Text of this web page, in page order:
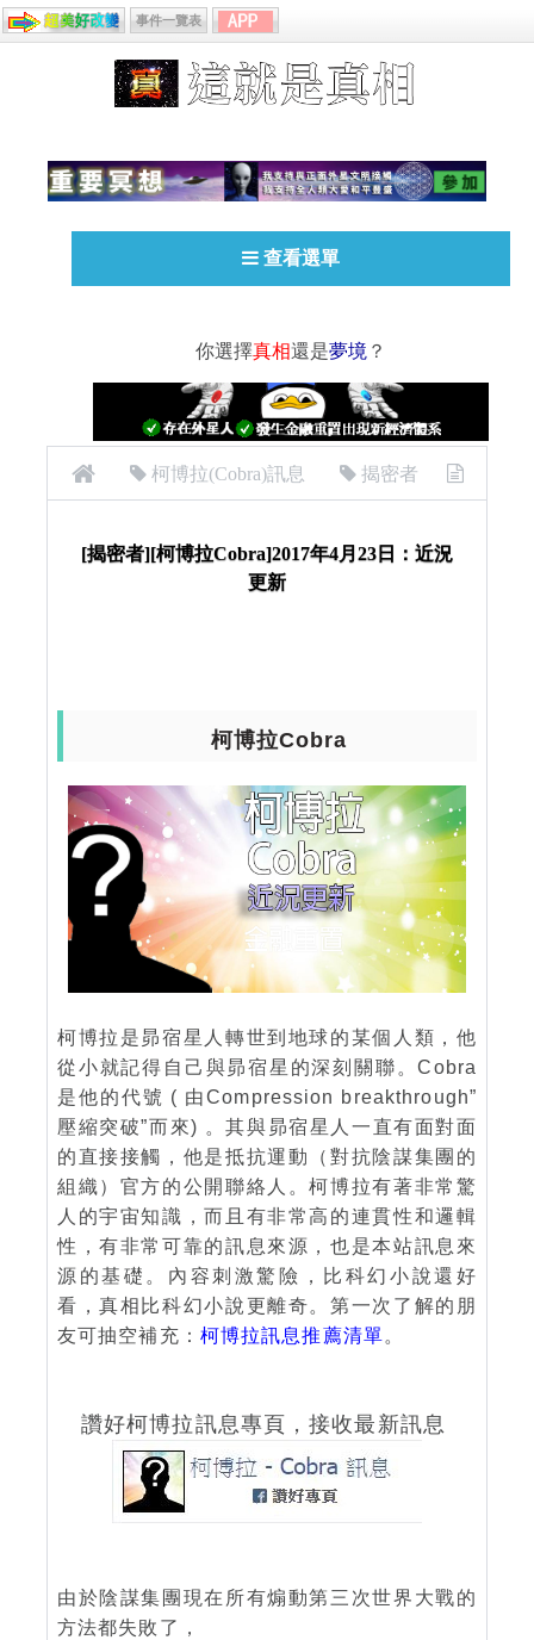
事件一覽表
查看選單
你選擇真相還是夢境 ？
柯博拉(Cobra)訊息 揭密者
[揭密者][柯博拉Cobra]2017年4月23日：近況
更新
柯博拉Cobra
柯博拉是昴宿星人轉世到地球的某個人類，他
從小就記得自己與昴宿星的深刻關聯。Cobra
是他的代號 ( 由Compression breakthrough”
壓縮突破”而來) 。其與昴宿星人一直有面對面
的直接接觸，他是抵抗運動（對抗陰謀集團的
組織）官方的公開聯絡人。柯博拉有著非常驚
人的宇宙知識，而且有非常高的連貫性和邏輯
性，有非常可靠的訊息來源，也是本站訊息來
源的基礎。內容刺激驚險，比科幻小說還好
看，真相比科幻小說更離奇。第一次了解的朋
友可抽空補充： 柯博拉訊息推薦清單。
讚好柯博拉訊息專頁，接收最新訊息
由於陰謀集團現在所有煽動第三次世界大戰的
方法都失敗了，